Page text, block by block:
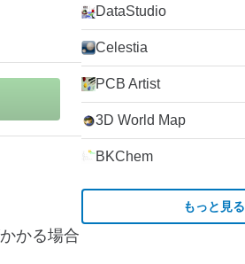
かる場合
DataStudio
Celestia
PCB Artist
3D World Map
BKChem
もっと見る